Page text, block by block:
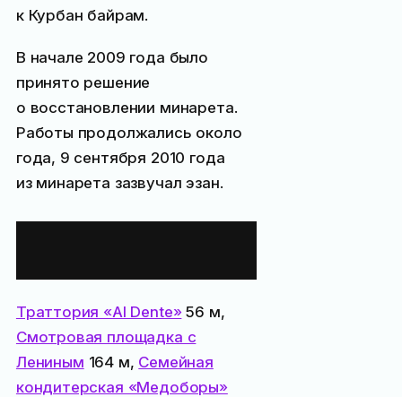
к Курбан байрам.
В начале 2009 года было
принято решение
о восстановлении минарета.
Работы продолжались около
года, 9 сентября 2010 года
из минарета зазвучал эзан.
Траттория «Al Dente»56 м,
Смотровая площадка с
Лениным 164 м, Семейная
кондитерская «Медоборы»